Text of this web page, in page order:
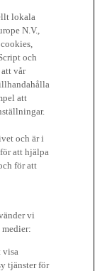
lokala
N.V.,
och
vår
att
och är i
att hjälpa
för att
vi
visa
tjänster för